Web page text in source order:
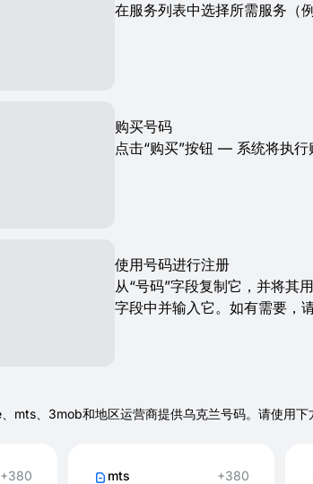
在服务列表中选择所需服务（
购买号码
点击“购买”按钮 — 系统将执行
使用号码进行注册
从“号码”字段复制它，并将其
字段中并输入它。如有需要，
mts、3mob和地区运营商提供乌克兰号码。请使用
+380 mts +380